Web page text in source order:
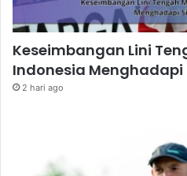
Keseimbangan Lini
Indonesia
2 hari ago